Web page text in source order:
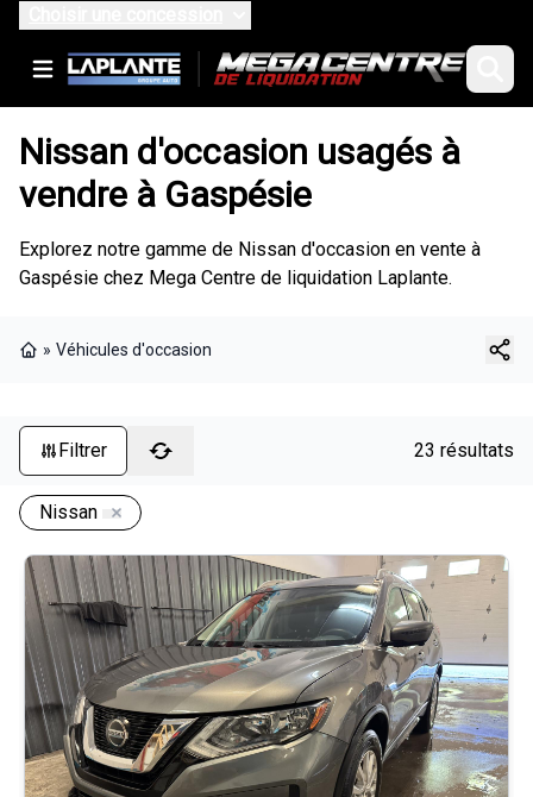
Nissan d'occasion usagés à
vendre à Gaspésie
Explorez notre gamme de Nissan d'occasion en vente à
Gaspésie chez Mega Centre de liquidation Laplante.
» Véhicules d'occasion
Filtrer 23 résultats
Nissan